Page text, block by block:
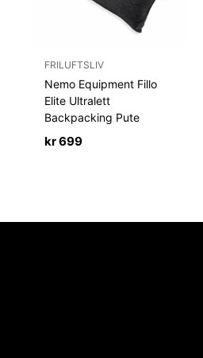
FRILUFTSLIV
Nemo Equipment Fillo
Elite Ultralett
Backpacking Pute
kr699